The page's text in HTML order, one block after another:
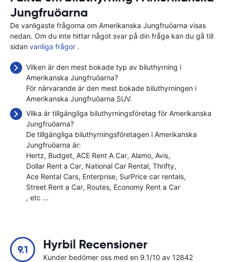
Jungfruöarna
De vanligaste frågorna om Amerikanska Jungfruöarna visas
nedan. Om du inte hittar något svar på din fråga kan du gå till
sidan vanliga frågor .
Vilken är den mest bokade typ av biluthyrning i
Amerikanska Jungfruöarna?
För närvarande är den mest bokade biluthyrningen i
Amerikanska Jungfruöarna SUV.
Vilka är tillgängliga biluthyrningsföretag för Amerikanska
Jungfruöarna?
De tillgängliga biluthyrningsföretagen i Amerikanska
Jungfruöarna är:
Hertz Budget ACE Rent A Car Alamo Avis
Dollar Rent a Car National Car Rental Thrifty
Ace Rental Cars Enterprise SurPrice car rentals
Street Rent a Car Routes Economy Rent a Car
, etc ...
9.1 Hyrbil Recensioner
Kunder bedömer oss med en 9.1/10 av 12842